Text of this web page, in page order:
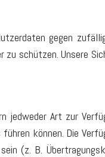
gegen
schützen. Unsere
jedweder Art zur
können. Die
(z. B.